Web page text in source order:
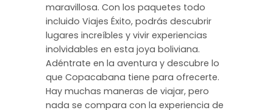
maravillosa. Con los paquetes todo
incluido Viajes Éxito, podrás descubrir
lugares increíbles y vivir experiencias
inolvidables en esta joya boliviana.
Adéntrate en la aventura y descubre lo
que Copacabana tiene para ofrecerte.
Hay muchas maneras de viajar, pero
nada se compara con la experiencia de